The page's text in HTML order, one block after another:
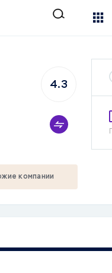
4.3
компании